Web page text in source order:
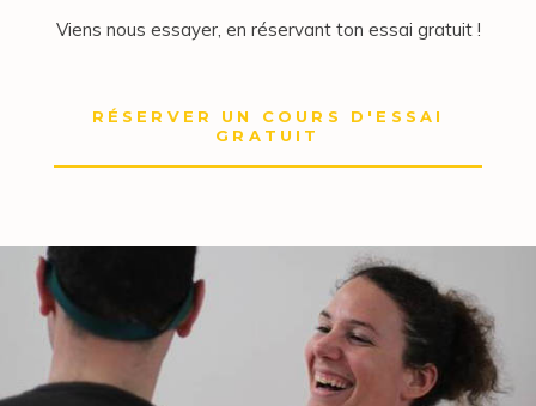
Viens nous essayer, en réservant ton essai gratuit !
RÉSERVER UN COURS D'ESSAI
GRATUIT